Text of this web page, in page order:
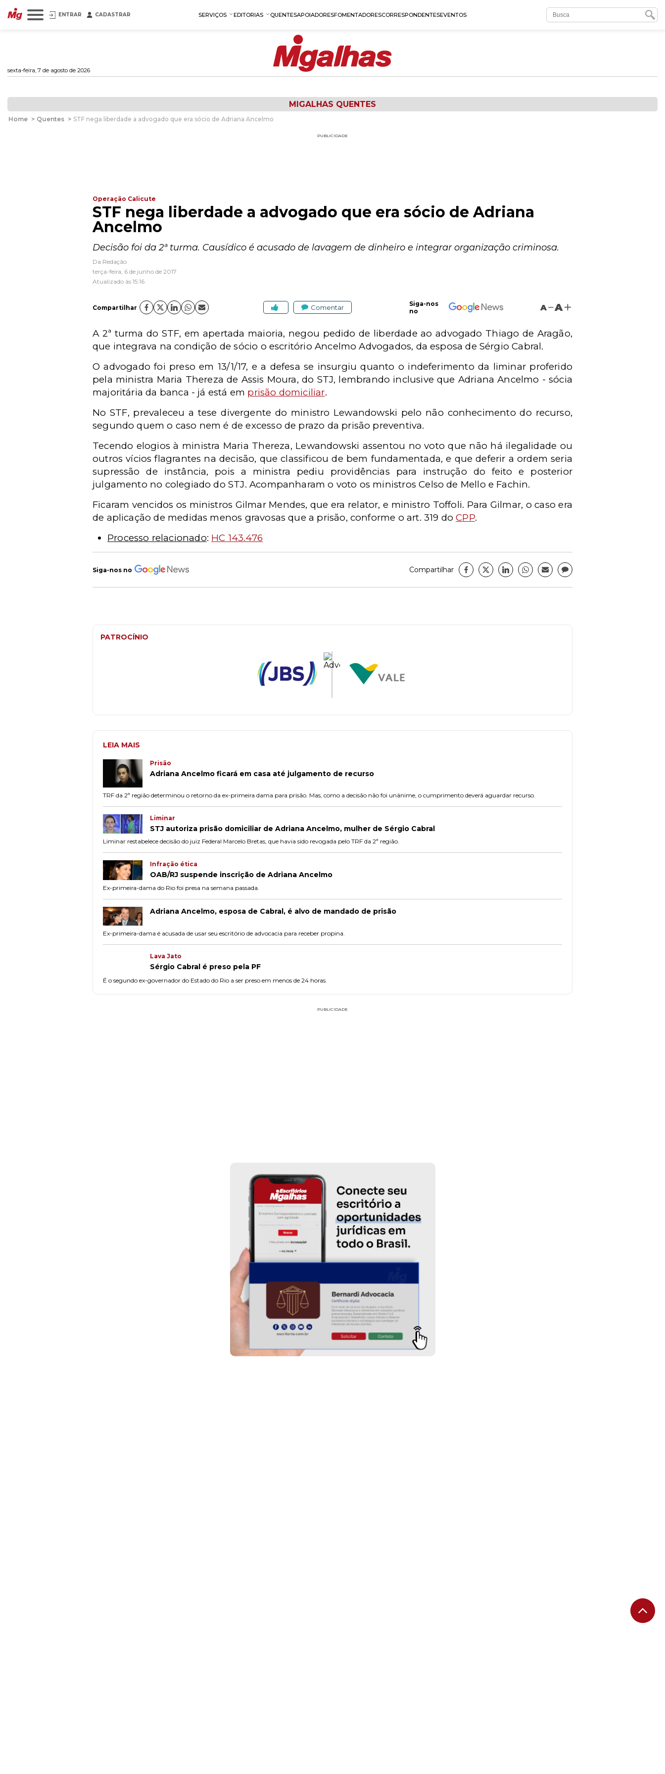
ENTRAR CADASTRAR SERVIÇOS EDITORIAS QUENTESAPOIADORESFOMENTADORESCORRESPONDENTESEVENTOS
sexta-feira, 7 de agosto de 2026
MIGALHAS QUENTES
Home > Quentes > STF nega liberdade a advogado que era sócio de Adriana Ancelmo
PUBLICIDADE
Operação Calicute
STF nega liberdade a advogado que era sócio de Adriana
Ancelmo
Decisão foi da 2ª turma. Causídico é acusado de lavagem de dinheiro e integrar organização criminosa.
Da Redação
terça-feira, 6 de junho de 2017
Atualizado às 15:16
Compartilhar Comentar
Siga-nos
no
A A
A 2ª turma do STF, em apertada maioria, negou pedido de liberdade ao advogado Thiago de Aragão,
que integrava na condição de sócio o escritório Ancelmo Advogados, da esposa de Sérgio Cabral.
O advogado foi preso em 13/1/17, e a defesa se insurgiu quanto o indeferimento da liminar proferido
pela ministra Maria Thereza de Assis Moura, do STJ, lembrando inclusive que Adriana Ancelmo - sócia
majoritária da banca - já está em prisão domiciliar.
No STF, prevaleceu a tese divergente do ministro Lewandowski pelo não conhecimento do recurso,
segundo quem o caso nem é de excesso de prazo da prisão preventiva.
Tecendo elogios à ministra Maria Thereza, Lewandowski assentou no voto que não há ilegalidade ou
outros vícios flagrantes na decisão, que classificou de bem fundamentada, e que deferir a ordem seria
supressão de instância, pois a ministra pediu providências para instrução do feito e posterior
julgamento no colegiado do STJ. Acompanharam o voto os ministros Celso de Mello e Fachin.
Ficaram vencidos os ministros Gilmar Mendes, que era relator, e ministro Toffoli. Para Gilmar, o caso era
de aplicação de medidas menos gravosas que a prisão, conforme o art. 319 doCPP.
Processo relacionado: HC 143.476
Siga-nos no Compartilhar
PATROCÍNIO
LEIA MAIS
Prisão
Adriana Ancelmo ficará em casa até julgamento de recurso
TRF da 2ª região determinou o retorno da ex-primeira dama para prisão. Mas, como a decisão não foi unânime, o cumprimento deverá aguardar recurso.
Liminar
STJ autoriza prisão domiciliar de Adriana Ancelmo, mulher de Sérgio Cabral
Liminar restabelece decisão do juiz Federal Marcelo Bretas, que havia sido revogada pelo TRF da 2ª região.
Infração ética
OAB/RJ suspende inscrição de Adriana Ancelmo
Ex-primeira-dama do Rio foi presa na semana passada.
Adriana Ancelmo, esposa de Cabral, é alvo de mandado de prisão
Ex-primeira-dama é acusada de usar seu escritório de advocacia para receber propina.
Lava Jato
Sérgio Cabral é preso pela PF
É o segundo ex-governador do Estado do Rio a ser preso em menos de 24 horas.
PUBLICIDADE